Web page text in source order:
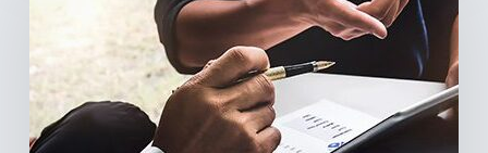
la
incertidumbre
arancelaria